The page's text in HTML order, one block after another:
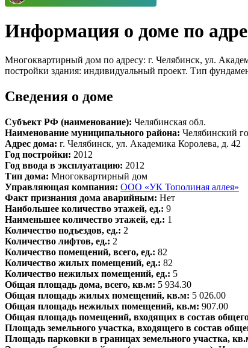
Информация о доме по
Многоквартирный дом по адресу: г. Челябинск, ул.
постройки здания: индивидуальный проект. Тип
Сведения о доме
Субъект РФ (наименование): Челябинская обл.
Наименование муниципального района: Челябинский
Адрес дома: г. Челябинск, ул. Академика Королева, д. 42
Год постройки: 2012
Год ввода в эксплуатацию: 2012
Тип дома: Многоквартирный дом
Управляющая компания: ООО «УК Тополиная аллея»
Факт признания дома аварийным: Нет
Наибольшее количество этажей, ед.: 9
Наименьшее количество этажей, ед.: 1
Количество подъездов, ед.: 2
Количество лифтов, ед.: 2
Количество помещений, всего, ед.: 82
Количество жилых помещений, ед.: 82
Количество нежилых помещений, ед.: 5
Общая площадь дома, всего, кв.м: 5 934.30
Общая площадь жилых помещений, кв.м: 5 026.00
Общая площадь нежилых помещений, кв.м: 907.00
Общая площадь помещений, входящих в состав
Площадь земельного участка, входящего в состав
Площадь парковки в границах земельного участка,